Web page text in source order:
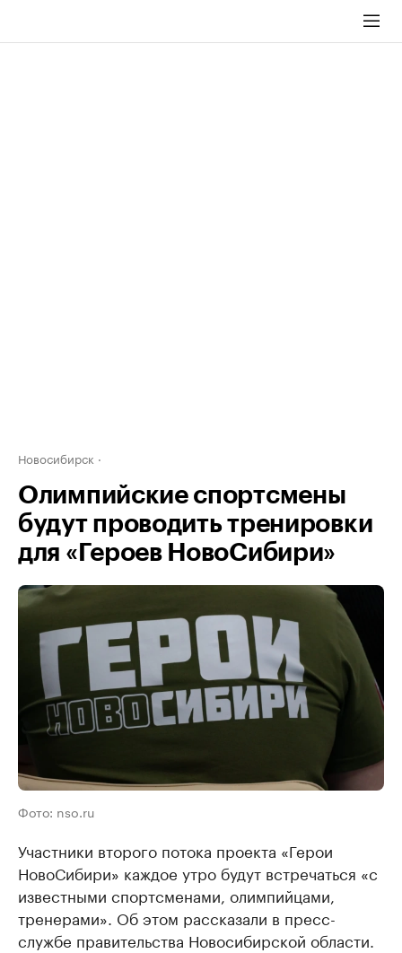
Новосибирск
Олимпийские спортсмены
будут проводить тренировки
для «Героев НовоСибири»
Фото: nso.ru
Участники второго потока проекта «Герои
НовоСибири» каждое утро будут встречаться «с
известными спортсменами, олимпийцами,
тренерами». Об этом рассказали в пресс-
службе правительства Новосибирской области.